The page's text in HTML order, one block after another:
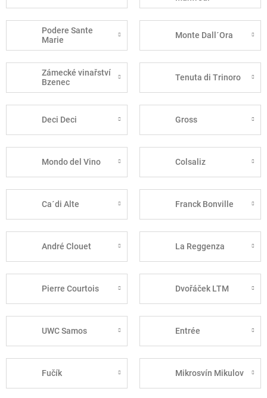
Podere Sante
Marie
Monte Dall´Ora
Zámecké vinařství
Bzenec
Tenuta di Trinoro
Deci Deci Gross
Mondo del Vino Colsaliz
Ca´di Alte Franck Bonville
André Clouet La Reggenza
Pierre Courtois Dvořáček LTM
UWC Samos Entrée
Fučík Mikrosvín Mikulov